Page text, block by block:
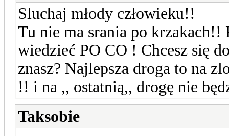
Sluchaj młody człowieku!!
Tu nie ma srania po
wiedzieć PO CO ! Chcesz się
znasz? Najlepsza droga to na
!! i na ,, ostatnią,, drogę nie
Taksobie